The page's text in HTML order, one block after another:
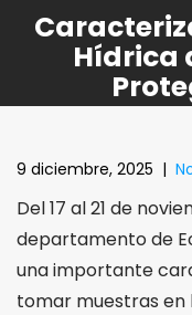
Hídrica
9 diciembre, 2025 |
Del 17 al 21 de
departamento de
una importante
tomar muestras en